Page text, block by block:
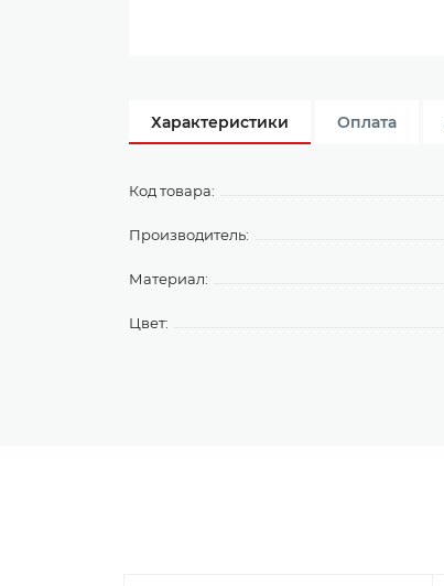
Характеристики Оплата
Код товара:
Производитель:
Материал:
Цвет: